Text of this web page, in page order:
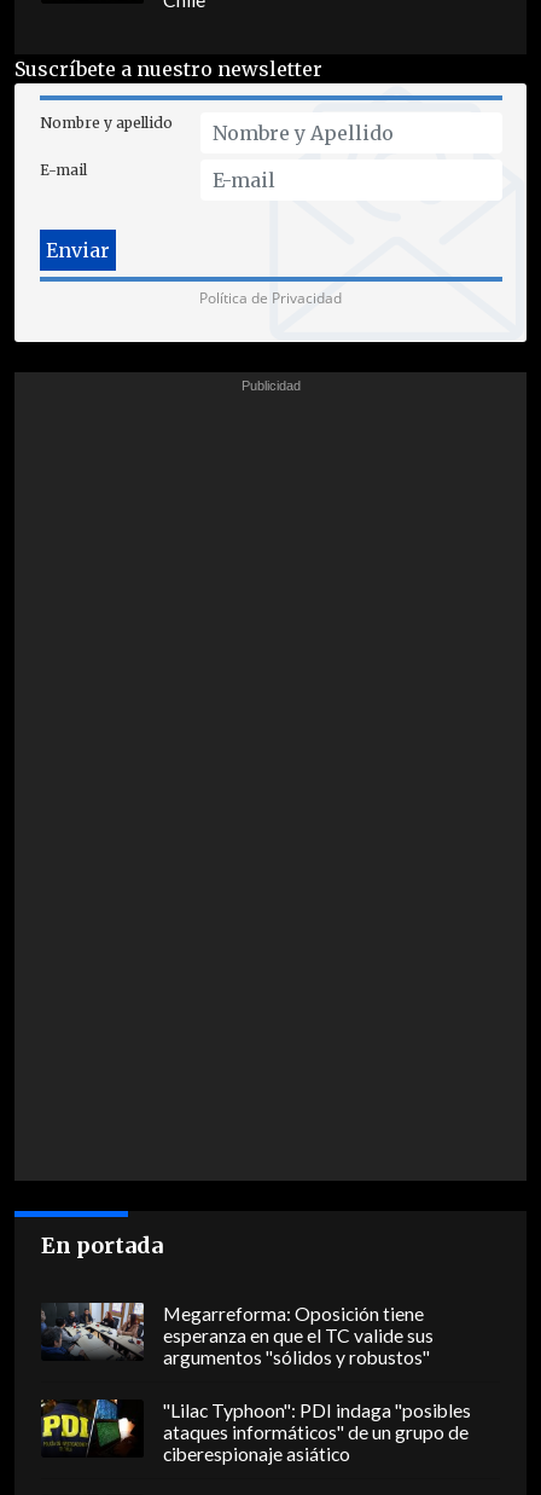
Suscríbete a nuestro newsletter
Nombre y apellido
E-mail
Política de Privacidad
En portada
Megarreforma: Oposición tiene
esperanza en que el TC valide sus
argumentos "sólidos y robustos"
"Lilac Typhoon": PDI indaga "posibles
ataques informáticos" de un grupo de
ciberespionaje asiático